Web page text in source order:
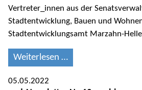
Vertreter_innen aus der
Stadtentwicklung, Bauen und
Stadtentwicklungsamt Marzahn-
Weiterlesen …
05.05.2022